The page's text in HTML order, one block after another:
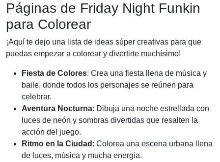
Páginas de Friday Night Funkin
para Colorear
¡Aquí te dejo una lista de ideas súper creativas para que
puedas empezar a colorear y divertirte muchísimo!
Fiesta de Colores: Crea una fiesta llena de música y
baile, donde todos los personajes se reúnen para
celebrar.
Aventura Nocturna: Dibuja una noche estrellada con
luces de neón y sombras divertidas que resalten la
acción del juego.
Ritmo en la Ciudad : Colorea una escena urbana llena
de luces, música y mucha energía.